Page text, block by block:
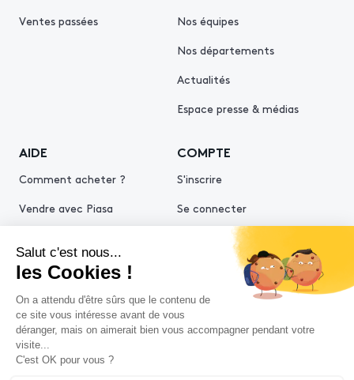
Ventes passées
Nos équipes
Nos départements
Actualités
Espace presse & médias
AIDE
Comment acheter ?
Vendre avec Piasa
COMPTE
S'inscrire
Se connecter